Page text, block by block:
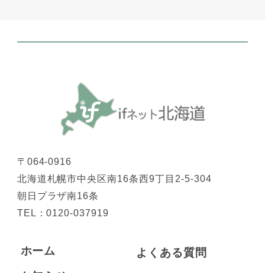
〒064-0916
北海道札幌市中央区南16条西9丁目2-5-304
朝日プラザ南16条
TEL：0120-037919
ホーム よくある質問